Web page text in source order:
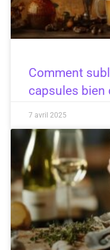
Comment
capsules bien
7 avril 2025